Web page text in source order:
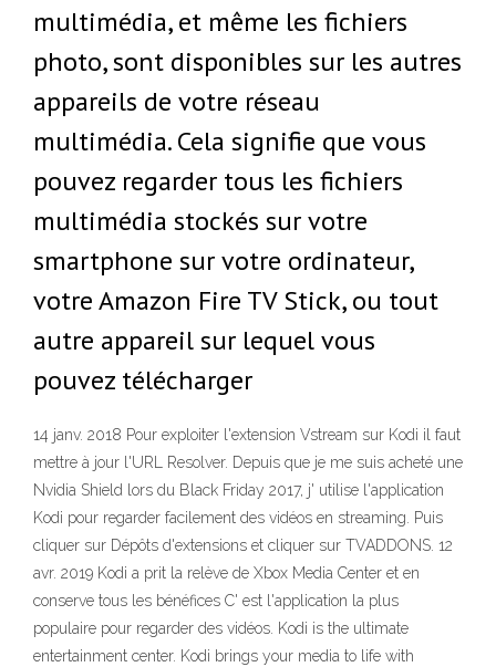
multimédia, et même les fichiers
photo, sont disponibles sur les autres
appareils de votre réseau
multimédia. Cela signifie que vous
pouvez regarder tous les fichiers
multimédia stockés sur votre
smartphone sur votre ordinateur,
votre Amazon Fire TV Stick, ou tout
autre appareil sur lequel vous
pouvez télécharger
14 janv. 2018 Pour exploiter l'extension Vstream sur Kodi il faut
mettre à jour l'URL Resolver. Depuis que je me suis acheté une
Nvidia Shield lors du Black Friday 2017, j' utilise l'application
Kodi pour regarder facilement des vidéos en streaming. Puis
cliquer sur Dépôts d'extensions et cliquer sur TVADDONS. 12
avr. 2019 Kodi a prit la relève de Xbox Media Center et en
conserve tous les bénéfices C' est l'application la plus
populaire pour regarder des vidéos. Kodi is the ultimate
entertainment center. Kodi brings your media to life with